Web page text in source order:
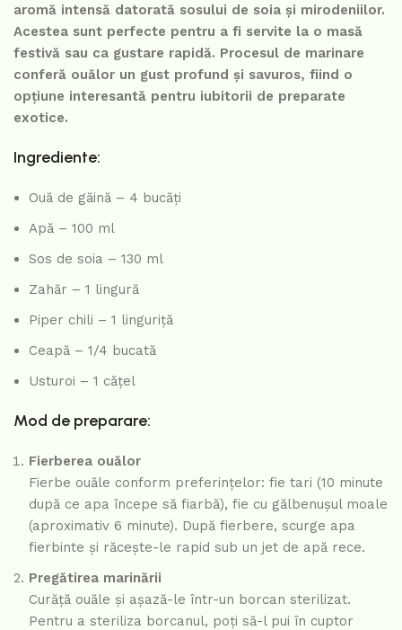
aromă intensă datorată sosului de soia și mirodeniilor.
Acestea sunt perfecte pentru a fi servite la o masă
festivă sau ca gustare rapidă. Procesul de marinare
conferă ouălor un gust profund și savuros, fiind o
opțiune interesantă pentru iubitorii de preparate
exotice.
Ingrediente:
Ouă de găină – 4 bucăți
Apă – 100 ml
Sos de soia – 130 ml
Zahăr – 1 lingură
Piper chili – 1 linguriță
Ceapă – 1/4 bucată
Usturoi – 1 cățel
Mod de preparare:
Fierberea ouălor
Fierbe ouăle conform preferințelor: fie tari (10 minute
după ce apa începe să fiarbă), fie cu gălbenușul moale
(aproximativ 6 minute). După fierbere, scurge apa
fierbinte și răcește-le rapid sub un jet de apă rece.
Pregătirea marinării
Curăță ouăle și așază-le într-un borcan sterilizat.
Pentru a steriliza borcanul, poți să-l pui în cuptor